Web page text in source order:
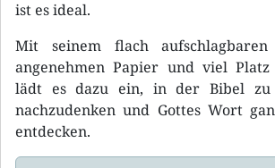
ist es ideal.
Mit seinem flach
angenehmen Papier und viel
lädt es dazu ein, in der Bibel zu
nachzudenken und Gottes Wort
entdecken.